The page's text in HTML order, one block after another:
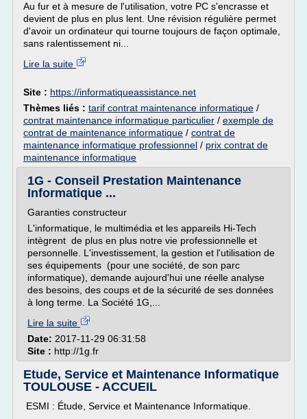
Au fur et à mesure de l'utilisation, votre PC s'encrasse et
devient de plus en plus lent. Une révision régulière permet
d'avoir un ordinateur qui tourne toujours de façon optimale,
sans ralentissement ni...
Lire la suite
Site : https://informatiqueassistance.net
Thèmes liés : tarif contrat maintenance informatique /
contrat maintenance informatique particulier / exemple de
contrat de maintenance informatique / contrat de
maintenance informatique professionnel / prix contrat de
maintenance informatique
1G - Conseil Prestation Maintenance
Informatique ...
Garanties constructeur
L'informatique, le multimédia et les appareils Hi-Tech
intègrent de plus en plus notre vie professionnelle et
personnelle. L'investissement, la gestion et l'utilisation de
ses équipements (pour une société, de son parc
informatique), demande aujourd'hui une réelle analyse
des besoins, des coups et de la sécurité de ses données
à long terme. La Société 1G,...
Lire la suite
Date: 2017-11-29 06:31:58
Site : http://1g.fr
Etude, Service et Maintenance Informatique
TOULOUSE - ACCUEIL
ESMI : Étude, Service et Maintenance Informatique.